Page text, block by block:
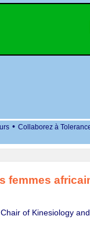
• Collaborez à
femmes
of Kinesiology